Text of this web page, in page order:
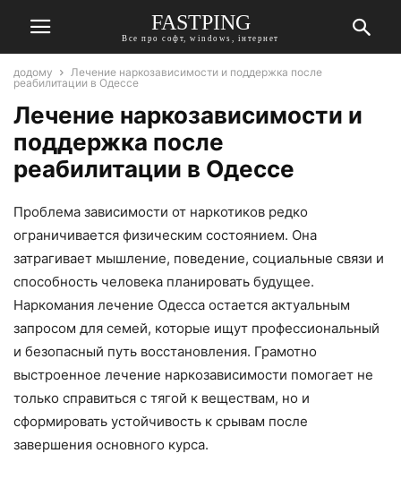
FASTPING
Все про софт, windows, інтернет
додому
Лечение наркозависимости и поддержка после
реабилитации в Одессе
Лечение наркозависимости и
поддержка после
реабилитации в Одессе
Проблема зависимости от наркотиков редко
ограничивается физическим состоянием. Она
затрагивает мышление, поведение, социальные связи и
способность человека планировать будущее.
Наркомания лечение Одесса остается актуальным
запросом для семей, которые ищут профессиональный
и безопасный путь восстановления. Грамотно
выстроенное лечение наркозависимости помогает не
только справиться с тягой к веществам, но и
сформировать устойчивость к срывам после
завершения основного курса.